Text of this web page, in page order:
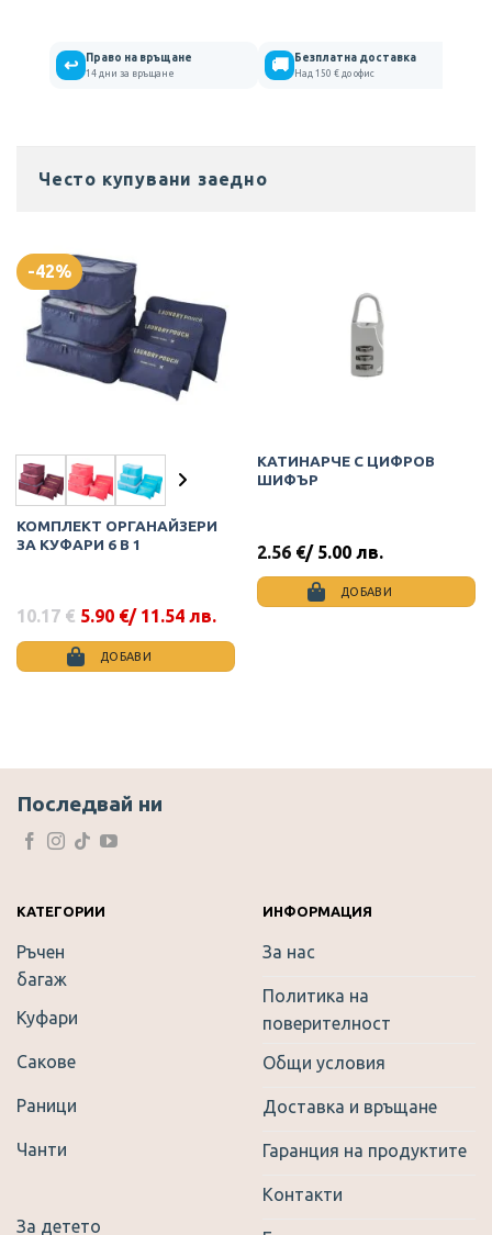
↩ Право на връщане
14 дни за връщане 🚚 Безплатна доставка
Над 150 € до офис
Често купувани заедно
-42%
КОМПЛЕКТ ОРГАНАЙЗЕРИ
ЗА КУФАРИ 6 В 1
10.17 €
Original
price
10.17 €.
5.90 €
Текущата
цена
5.90 €.
/ 11.54 лв.
ДОБАВИ
variants.
The
may
on
product
page
КАТИНАРЧЕ С ЦИФРОВ
ШИФЪР
2.56 €/ 5.00 лв.
ДОБАВИ
Последвай ни
КАТЕГОРИИ
Ръчен
багаж
Куфари
Сакове
Раници
Чанти
За детето
ИНФОРМАЦИЯ
За нас
Политика на
поверителност
Общи условия
Доставка и връщане
Гаранция на продуктите
Контакти